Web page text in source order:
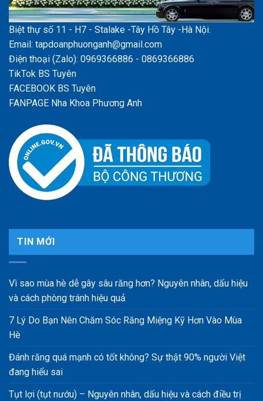
Biệt thự số 11 - H7 - Stalake -Tây Hồ Tây -Hà Nội.
Email: tapdoanphuonganh@gmail.com
Điện thoại (Zalo): 0969366886 - 0869366886
TikTok BS Tuyên
FACEBOOK BS Tuyên
FANPAGE Nha Khoa Phương Anh
TIN MỚI
Vì sao mùa hè dễ gây sâu răng hơn? Nguyên nhân, dấu hiệu
và cách phòng tránh hiệu quả
7 Lý Do Bạn Nên Chăm Sóc Răng Miệng Kỹ Hơn Vào Mùa
Hè
Đánh răng quá mạnh có tốt không? Sự thật 90% người Việt
đang hiểu sai
Tụt lợi (tụt nướu) – Nguyên nhân, dấu hiệu và cách điều trị